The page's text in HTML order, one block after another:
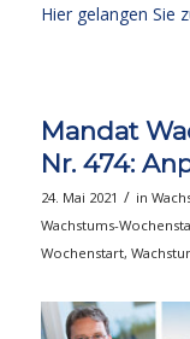
Hier gelangen Sie
Mandat
Nr. 474:
24. Mai 2021 / in
Wachstums-
Wochenstart,